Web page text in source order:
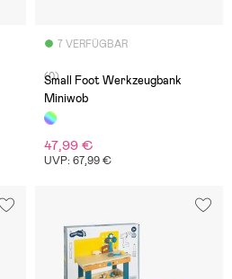
7 VERFÜGBAR
(0)
Small Foot Werkzeugbank
Miniwob
47,99 €
UVP: 67,99 €